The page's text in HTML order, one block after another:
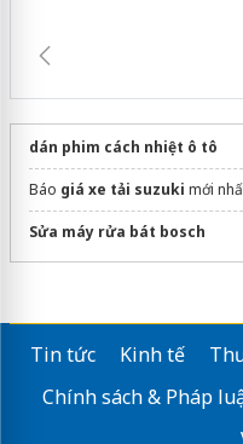
Cà Mau:
Báogiá xe tải suzukimới
Sửa máy rửa bát bosch